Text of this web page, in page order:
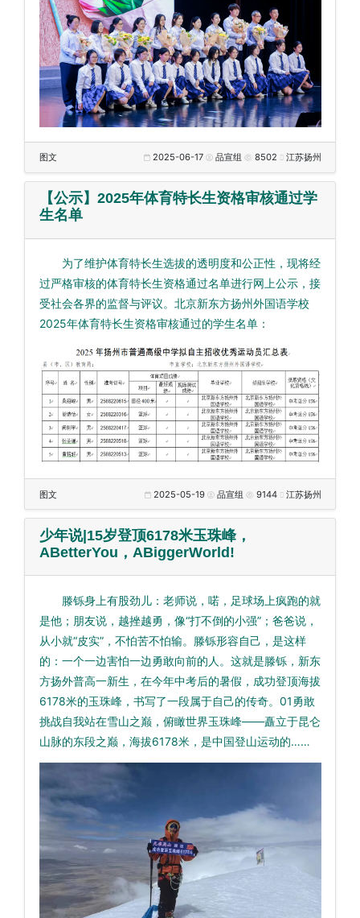
图文 2025-06-17 品宣组 8502 江苏扬州
【公示】2025年体育特长生资格审核通过学
生名单
为了维护体育特长生选拔的透明度和公正性，现将经
过严格审核的体育特长生资格通过名单进行网上公示，接
受社会各界的监督与评议。北京新东方扬州外国语学校
2025年体育特长生资格审核通过的学生名单：
图文 2025-05-19 品宣组 9144 江苏扬州
少年说|15岁登顶6178米玉珠峰，
ABetterYou，ABiggerWorld!
滕铄身上有股劲儿：老师说，喏，足球场上疯跑的就
是他；朋友说，越挫越勇，像“打不倒的小强”；爸爸说，
从小就“皮实”，不怕苦不怕输。滕铄形容自己，是这样
的：一个一边害怕一边勇敢向前的人。这就是滕铄，新东
方扬外普高一新生，在今年中考后的暑假，成功登顶海拔
6178米的玉珠峰，书写了一段属于自己的传奇。01勇敢
挑战自我站在雪山之巅，俯瞰世界玉珠峰——矗立于昆仑
山脉的东段之巅，海拔6178米，是中国登山运动的……